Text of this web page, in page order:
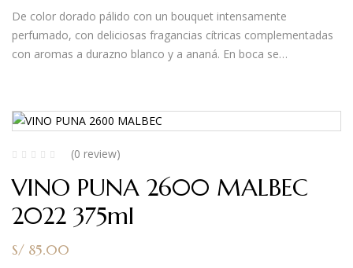
De color dorado pálido con un bouquet intensamente
perfumado, con deliciosas fragancias cítricas complementadas
con aromas a durazno blanco y a ananá. En boca se…
(0 review)
VINO PUNA 2600 MALBEC
2022 375ml
S/ 85.00